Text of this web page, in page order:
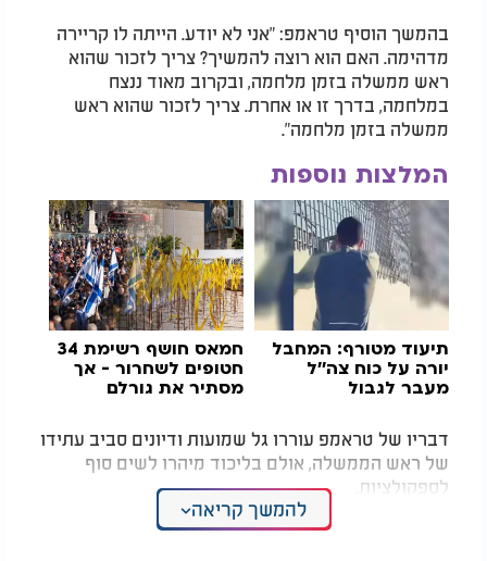
בהמשך הוסיף טראמפ: "אני לא יודע. הייתה לו קריירה
מדהימה. האם הוא רוצה להמשיך? צריך לזכור שהוא
ראש ממשלה בזמן מלחמה, ובקרוב מאוד ננצח
במלחמה, בדרך זו או אחרת. צריך לזכור שהוא ראש
ממשלה בזמן מלחמה".
המלצות נוספות
תיעוד מטורף: המחבל
יורה על כוח צה''ל
מעבר לגבול
חמאס חושף רשימת 34
חטופים לשחרור - אך
מסתיר את גורלם
דבריו של טראמפ עוררו גל שמועות ודיונים סביב עתידו
של ראש הממשלה, אולם בליכוד מיהרו לשים סוף
לספקולציות.
בהודעה רשמית וקצרה שפרסמה המפלגה נכתב: "ראש
להמשך קריאה